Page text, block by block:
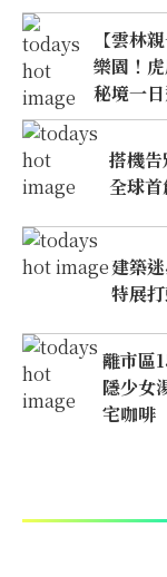
【雲林
樂園！
秘境一
搭機告
全球
建築
特展
離市區
隱少女
宅咖啡